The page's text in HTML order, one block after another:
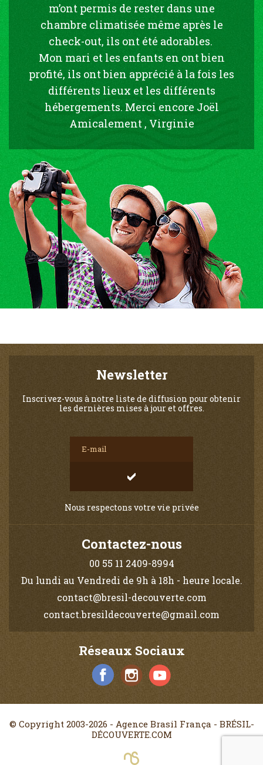
m’ont permis de rester dans une
chambre climatisée même après le
check-out, ils ont été adorables.
Mon mari et les enfants en ont bien
profité, ils ont bien apprécié à la fois les
différents lieux et les différents
hébergements. Merci encore Joël
Amicalement , Virginie
Newsletter
Inscrivez-vous à notre liste de diffusion pour obtenir
les dernières mises à jour et offres.
Nous respectons votre vie privée
Contactez-nous
00 55 11 2409-8994
Du lundi au Vendredi de 9h à 18h - heure locale.
contact@bresil-decouverte.com
contact.bresildecouverte@gmail.com
Réseaux Sociaux
© Copyright 2003-2026 - Agence Brasil França - BRÉSIL-
DÉCOUVERTE.COM